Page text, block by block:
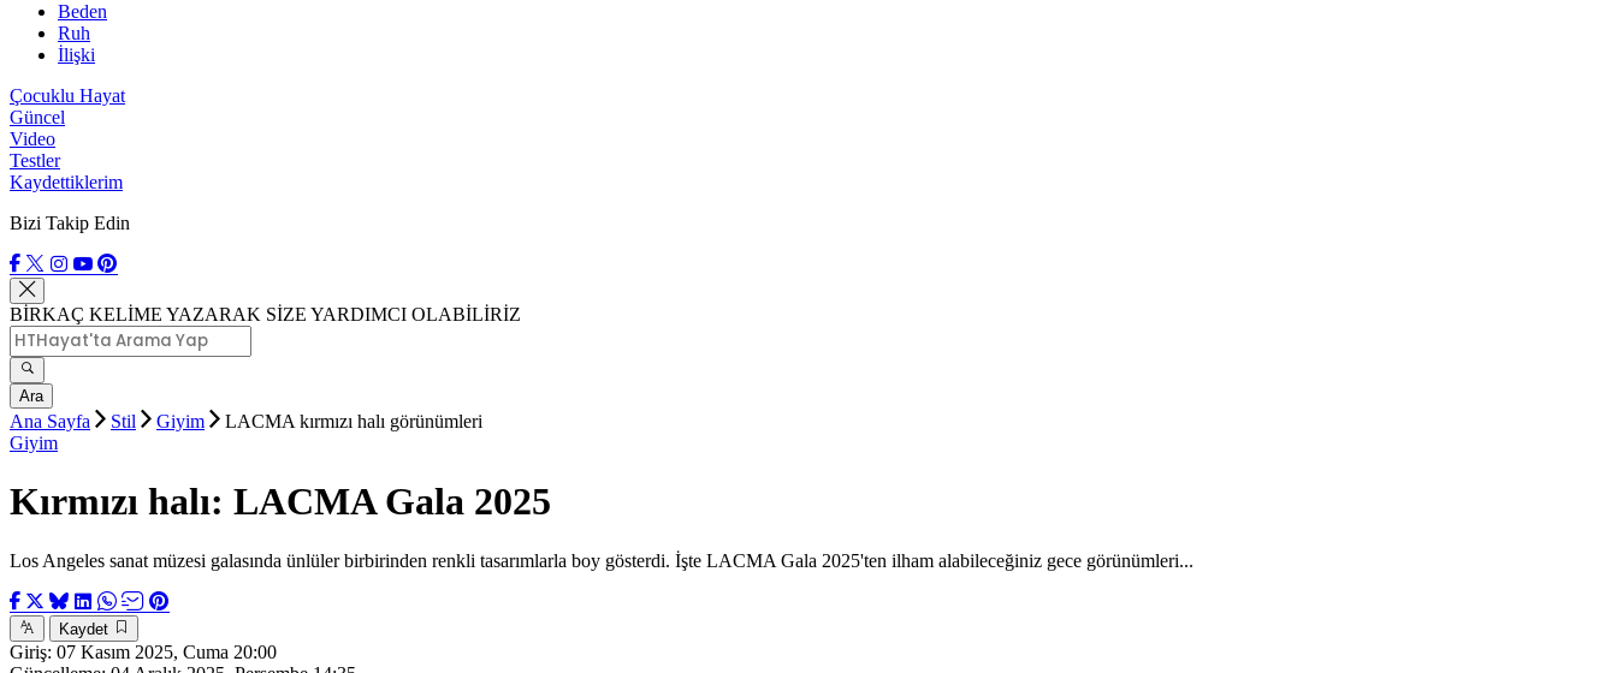
Beden
Ruh
İlişki
Çocuklu Hayat
Güncel
Video
Testler
Kaydettiklerim
Bizi Takip Edin
BİRKAÇ KELİME YAZARAK SİZE YARDIMCI OLABİLİRİZ
Ara
Ana Sayfa Stil Giyim
LACMA kırmızı halı görünümleri
Giyim
Kırmızı halı: LACMA Gala 2025
Los Angeles sanat müzesi galasında ünlüler birbirinden renkli tasarımlarla boy gösterdi. İşte LACMA Gala 2025'ten ilham alabileceğiniz gece görünümleri...
Kaydet
Giriş: 07 Kasım 2025, Cuma 20:00